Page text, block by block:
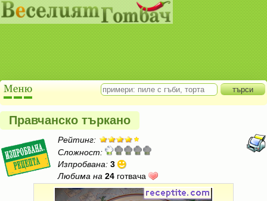
Правчанско търкано
Рейтинг:
Сложност:
Изпробвана: 3
Любима на 24 готвача